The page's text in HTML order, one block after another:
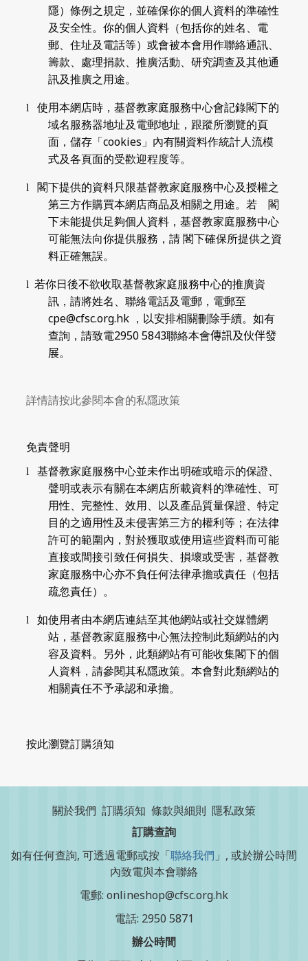
隱）條例之規定，並確保你的個人資料的準確性
及安全性。你的個人資料（包括你的姓名、電
郵、住址及電話等）或會被本會用作聯絡通訊、
籌款、處理捐款、推廣活動、研究調查及其他通
訊及推廣之用途。
l 使用本網店時， 基督教家庭服務中心會記錄閣下的
域名服務器地址及電郵地址，跟蹤所瀏覽的頁
面，儲存「 cookies 」內有關資料作統計人流模
式及各頁面的受歡迎程度等。
l 閣下提供的資料只限基督教家庭服務中心及授權之
第三方作購買本網店商品及相關之用途。若 閣
下未能提供足夠個人資料， 基督教家庭服務中心
可能無法向你提供服務，請 閣下確保所提供之資
料正確無誤。
l 若你日後不欲收取基督教家庭服務中心的推廣資
訊，請將姓名、聯絡電話及電郵，電郵至
cpe@cfsc.org.hk
，以安排相關刪除手續。如有
查詢，請致電2950 5843聯絡本會傳訊及伙伴發
展。
詳情請按此參閱本會的私隱政策
免責聲明
l 基督教家庭服務中心並未作出明確或暗示的保證、
聲明或表示有關在本網店所載資料的準確性、可
用性、完整性、效用、以及產品質量保證、特定
目的之適用性及未侵害第三方的權利等；在法律
許可的範圍內，對於獲取或使用這些資料而可能
直接或間接引致任何損失、損壞或受害， 基督教
家庭服務中心亦不負任何法律承擔或責任（包括
疏忽責任）。
l
如使用者由本網店連結至其他網站或社交媒體網
站， 基督教家庭服務中心無法控制此類網站的內
容及資料。另外，此類網站有可能收集閣下的個
人資料，請參閱其私隱政策。本會對此類網站的
相關責任不予承認和承擔。
按此瀏覽訂購須知
關於我們 訂購須知 條款與細則 隱私政策
訂購查詢
如有任何查詢, 可透過電郵或按「聯絡我們 」, 或於辦公時間
內致電與本會聯絡
電郵: onlineshop@cfsc.org.hk
電話: 2950 5871
辦公時間